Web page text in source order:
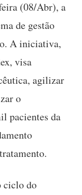
(08/Abr), a
de gestão
A iniciativa,
visa
agilizar
o
pacientes da
ciclo do